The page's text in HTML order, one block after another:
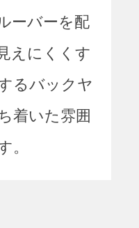
ーバーを配
えにくくす
るバックヤ
着いた雰囲
。